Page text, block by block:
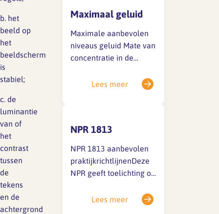
b. het
beeld op
het
beeldscherm
is
stabiel;
c. de
luminantie
van of
het
contrast
tussen
de
tekens
en de
achtergrond
beginselen.Arbobesluit:
verstaan onder:
alfanumeriek of grafisch
scherm, ongeacht het
beeldschermwerkplek:
uit
beeldschermapparatuur,
in voorkomend geval
Maximaal geluid
Maximale aanbevolen
niveaus geluid Mate van
concentratie in de
Geen 80 dB (A) Gering
in de functie
Lees meer
NPR 1813
NPR 1813 aanbevolen
praktijkrichtlijnenDeze
NPR geeft toelichting op
het verantwoord gebruik
Lees meer